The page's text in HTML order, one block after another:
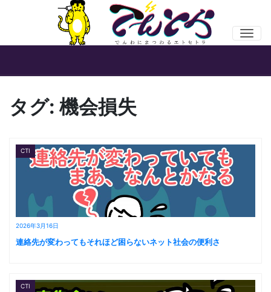
タグ: 機会損失
2026年3月16日
CTI
連絡先が変わってもそれほど困らないネット社会の便利さ
CTI